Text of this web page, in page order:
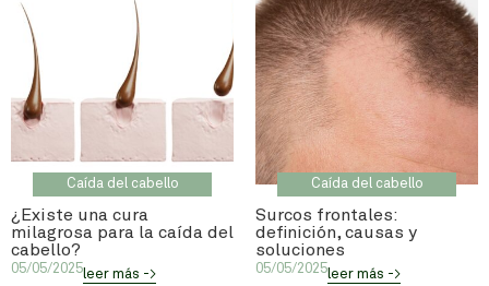
Caída del cabello
¿Existe una cura
milagrosa para la caída del
cabello?
05/05/2025leer más ->
Caída del cabello
Surcos frontales:
definición, causas y
soluciones
05/05/2025leer más ->